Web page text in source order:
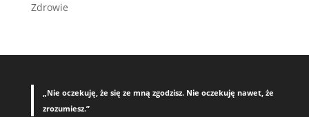
Zdrowie
„Nie oczekuję, że się ze mną zgodzisz. Nie oczekuję nawet, że
zrozumiesz.”